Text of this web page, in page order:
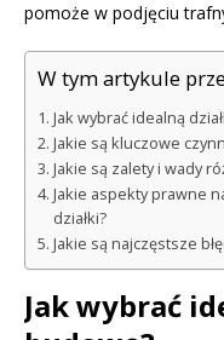
pomoże w podjęciu
W tym artykule
Jak wybrać idealną
Jakie są kluczowe
Jakie są zalety i wady
Jakie aspekty prawne
działki?
Jakie są najczęstsze
Jak wybrać